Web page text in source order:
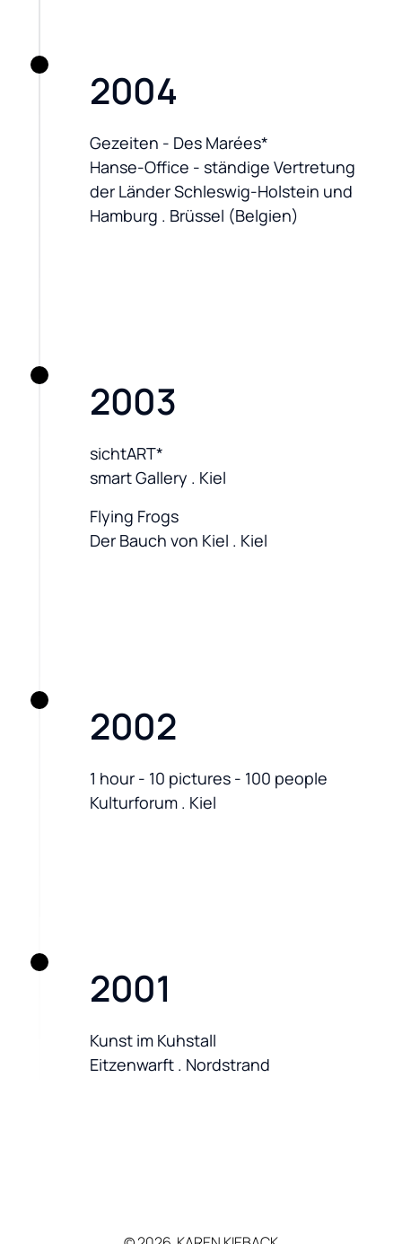
2004
Gezeiten - Des Marées*
Hanse-Office - ständige Vertretung
der Länder Schleswig-Holstein und
Hamburg . Brüssel (Belgien)
2003
sichtART*
smart Gallery . Kiel
Flying Frogs
Der Bauch von Kiel . Kiel
2002
1 hour - 10 pictures - 100 people
Kulturforum . Kiel
2001
Kunst im Kuhstall
Eitzenwarft . Nordstrand